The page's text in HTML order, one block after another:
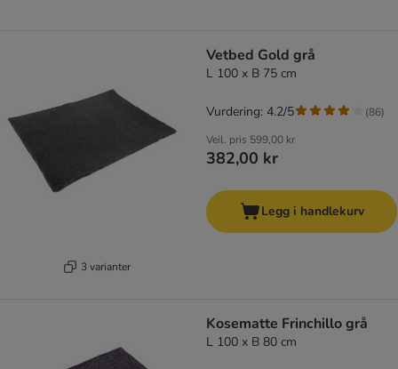
3 varianter
Vetbed Gold grå
L 100 x B 75 cm
Veil. pris 599,00 kr
382,00 kr
Vurdering: 4.2/5 (86)
Legg i handlekurv
Kosematte Frinchillo grå
L 100 x B 80 cm